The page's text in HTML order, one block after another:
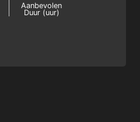
Aanbevolen
Duur (uur)